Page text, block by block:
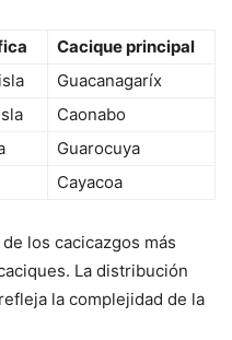
Cacique principal
Guacanagaríx
Caonabo
Guarocuya
Cayacoa
los cacicazgos más
La distribución
la complejidad de la